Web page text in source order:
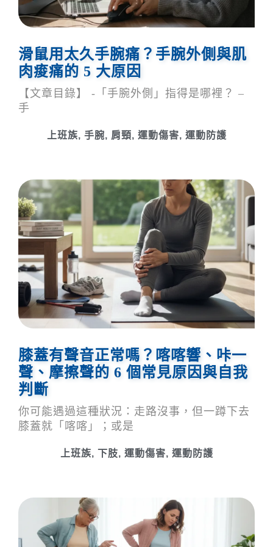
滑鼠用太久手腕痛？手腕外側與肌
肉痠痛的 5 大原因
【文章目錄】 -「手腕外側」指得是哪裡？ –
手
上班族, 手腕, 肩頸, 運動傷害, 運動防護
膝蓋有聲音正常嗎？喀喀響、咔一
聲、摩擦聲的 6 個常見原因與自我
判斷
你可能遇過這種狀況：走路沒事，但一蹲下去
膝蓋就「喀喀」；或是
上班族, 下肢, 運動傷害, 運動防護